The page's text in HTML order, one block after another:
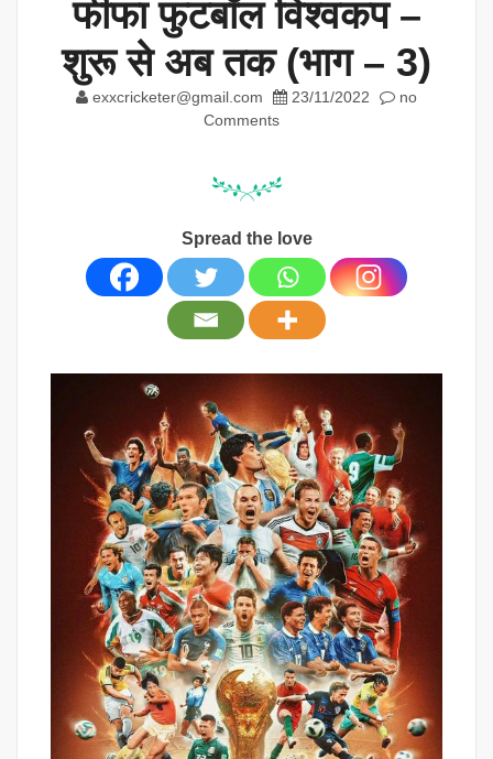
फीफा फुटबॉल विश्वकप –
शुरू से अब तक (भाग – 3)
exxcricketer@gmail.com 23/11/2022
no
Comments
Spread the love